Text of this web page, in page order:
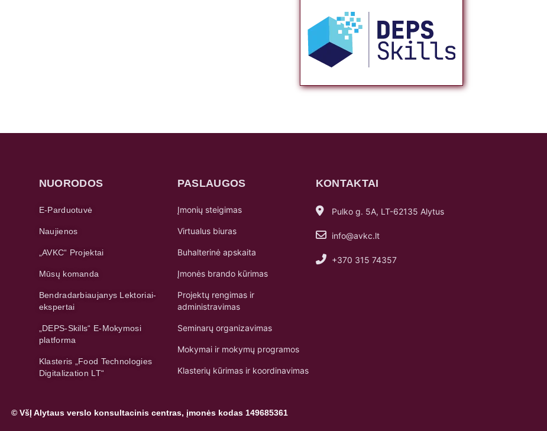
NUORODOS
E-Parduotuvė
Naujienos
„AVKC“ Projektai
Mūsų komanda
Bendradarbiaujanys Lektoriai-
ekspertai
„DEPS-Skills“ E-Mokymosi
platforma
Klasteris „Food Technologies
Digitalization LT“
PASLAUGOS
Įmonių steigimas
Virtualus biuras
Buhalterinė apskaita
Įmonės brando kūrimas
Projektų rengimas ir
administravimas
Seminarų organizavimas
Mokymai ir mokymų programos
Klasterių kūrimas ir koordinavimas
KONTAKTAI
Pulko g. 5A, LT-62135 Alytus
info@avkc.lt
+370 315 74357
© VšĮ Alytaus verslo konsultacinis centras, įmonės kodas 149685361